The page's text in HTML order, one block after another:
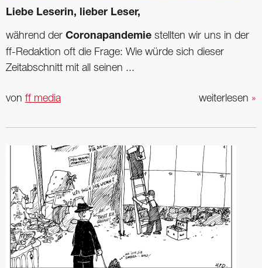
Liebe Leserin, lieber Leser,
während der Coronapandemie stellten wir uns in der
ff-Redaktion oft die Frage: Wie würde sich dieser
Zeitabschnitt mit all seinen ...
weiterlesen »
von ff media